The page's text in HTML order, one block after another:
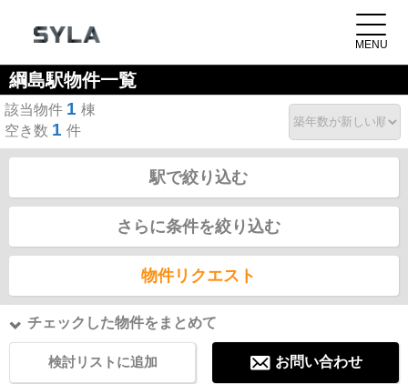
綱島駅物件一覧
該当物件 1 棟
空き数 1 件
駅で絞り込む
さらに条件を絞り込む
物件リクエスト
チェックした物件をまとめて
検討リストに追加 お問い合わせ